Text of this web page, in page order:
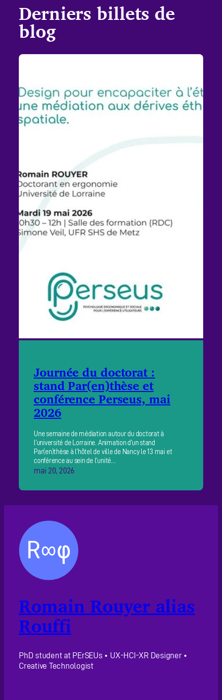
Derniers billets de
blog
Journée du doctorat :
stand Par(en)thèse et
conférence Perseus, mai
2026
Une semaine de médiation autour du doctorat à
l’université de Lorraine. Animation d’un stand
Par(en)thèse à l’hôtel de ville de Nancy le 13 mai et
conférence au sein de l’unité…
mai 20, 2026
Romain Rouyer alias
Rouffi
PhD student at PErSEUs • UX-HCI-XR Designer •
Creative Technologist